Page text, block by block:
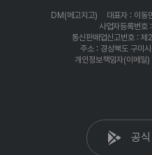
DM(메고지고) 대표자 : 이동
사업자등록번
통신판매업신고번호 :
주소 : 경상북도 구미
개인정보책임자(이메
공